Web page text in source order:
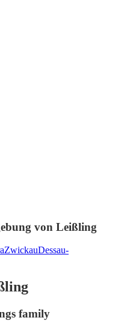
von Leißling
ZwickauDessau-
family